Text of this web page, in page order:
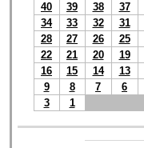
40
39 38 37
34
33 32 31
28
27 26 25
22
21 20 19
16
15 14 13
9
8 7 6
3
1